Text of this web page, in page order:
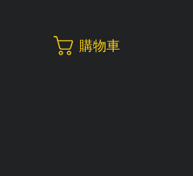
購物車